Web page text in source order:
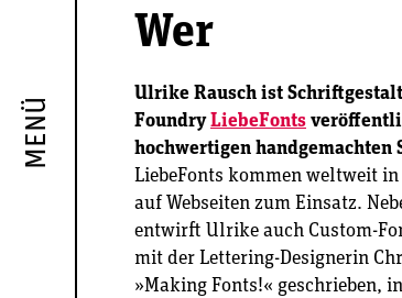
MENÜ
Wer
Ulrike Rausch ist
FoundryLiebeFonts
hochwertigen handgemachten
LiebeFonts kommen weltweit
auf Webseiten zum Einsatz.
entwirft Ulrike auch Custom-
mit der Lettering-Designerin
»Making Fonts!« geschrieben,